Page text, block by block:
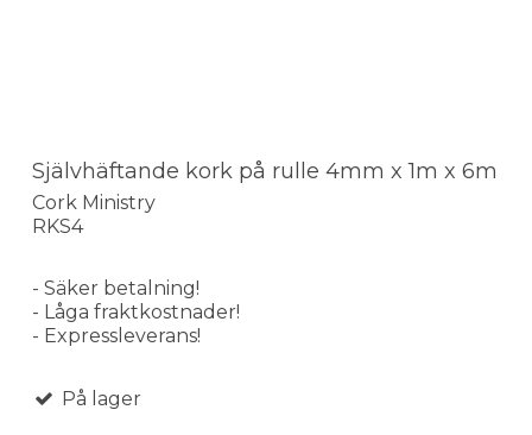
Självhäftande kork på rulle 4mm x 1m x 6m
Cork Ministry
RKS4
- Säker betalning!
- Låga fraktkostnader!
- Expressleverans!
På lager